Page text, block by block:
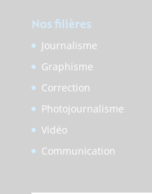
Nos filières
Journalisme
Graphisme
Correction
Photojournalisme
Vidéo
Communication